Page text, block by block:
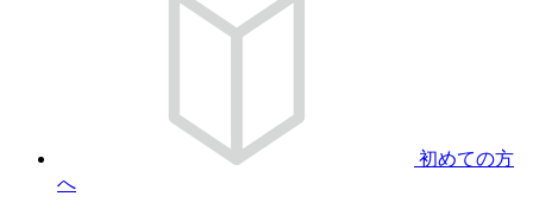
初めての方
へ